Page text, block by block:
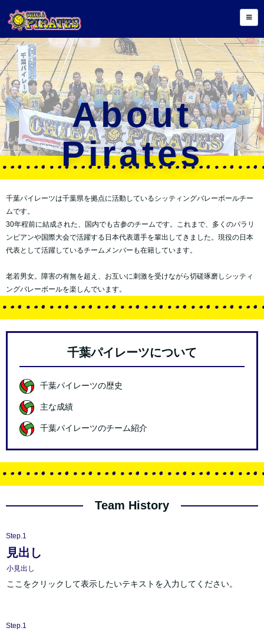
About
Pirates
千葉パイレーツは千葉県を拠点に活動しているシッティングバレーボールチー
ムです。
30年程前に結成された、国内でも古参のチームです。これまで、多くのパラリ
ンピアンや国際大会で活躍する日本代表選手を輩出してきました。現役の日本
代表として活躍しているチームメンバーも在籍しています。
老若男女。障害の有無を超え、お互いに刺激を受けながら切磋琢磨しシッティ
ングバレーボールを楽しんでいます。
千葉パイレーツについて
千葉パイレーツの歴史
主な成績
千葉パイレーツのチーム紹介
Team History
Step.1
見出し
小見出し
ここをクリックして表示したいテキストを入力してください。
Step.1